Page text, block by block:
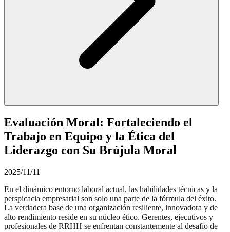
Evaluación Moral: Fortaleciendo el
Trabajo en Equipo y la Ética del
Liderazgo con Su Brújula Moral
2025/11/11
En el dinámico entorno laboral actual, las habilidades técnicas y la
perspicacia empresarial son solo una parte de la fórmula del éxito.
La verdadera base de una organización resiliente, innovadora y de
alto rendimiento reside en su núcleo ético. Gerentes, ejecutivos y
profesionales de RRHH se enfrentan constantemente al desafío de